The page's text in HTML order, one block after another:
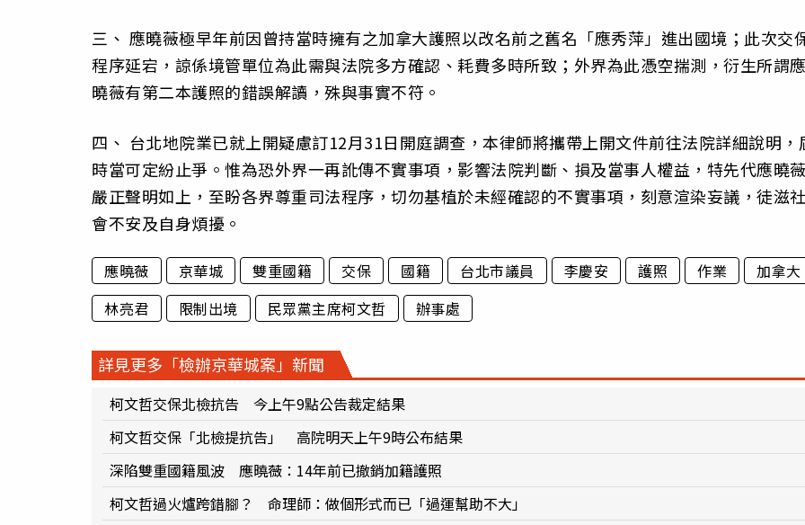
三、 應曉薇極早年前因曾持當時擁有之加拿大護照以改名前之舊名「應秀萍」進出國境；此次交
程序延宕，諒係境管單位為此需與法院多方確認、耗費多時所致；外界為此憑空揣測，衍生所謂應
曉薇有第二本護照的錯誤解讀，殊與事實不符。
四、 台北地院業已就上開疑慮訂12月31日開庭調查，本律師將攜帶上開文件前往法院詳細說明，
時當可定紛止爭。惟為恐外界一再訛傳不實事項，影響法院判斷、損及當事人權益，特先代應曉薇
嚴正聲明如上，至盼各界尊重司法程序，切勿基植於未經確認的不實事項，刻意渲染妄議，徒滋社
會不安及自身煩擾。
應曉薇 京華城 雙重國籍 交保 國籍 台北市議員 李慶安 護照 作業
加拿大
林亮君
限制出境 民眾黨主席柯文哲 辦事處
詳見更多「檢辦京華城案」新聞
柯文哲交保北檢抗告 今上午9點公告裁定結果
柯文哲交保「北檢提抗告」 高院明天上午9時公布結果
深陷雙重國籍風波 應曉薇：14年前已撤銷加籍護照
柯文哲過火爐跨錯腳？ 命理師：做個形式而已「過運幫助不大」